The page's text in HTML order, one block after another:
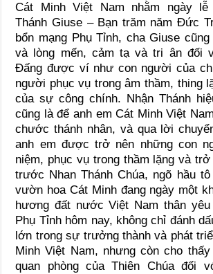
Cát Minh Việt Nam nhằm ngày
Thánh Giuse – Bạn trăm năm Đức
bổn mạng Phụ Tỉnh, cha Giuse
và lòng mến, cảm tạ và tri ân đối
Đấng được ví như con người của
người phục vụ trong âm thầm, thing
của sự công chính. Nhận Thánh
cũng là để anh em Cát Minh Việt
chước thánh nhân, và qua lời
anh em được trở nên những con
niệm, phục vụ trong thầm lặng và
trước Nhan Thánh Chúa, ngõ hầu
vườn hoa Cát Minh đang ngày một
hương đất nước Việt Nam thân yêu
Phụ Tỉnh hôm nay, không chỉ đánh
lớn trong sự trưởng thành và phát
Minh Việt Nam, nhưng còn cho
quan phòng của Thiên Chúa đối